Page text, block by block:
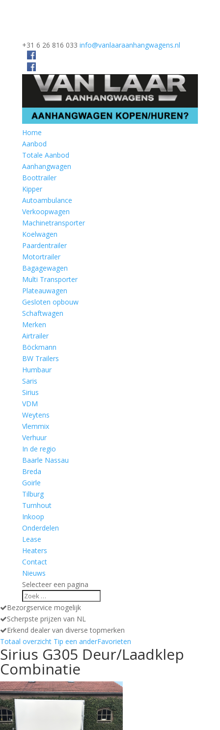
+31 6 26 816 033 info@vanlaaraanhangwagens.nl
Home
Aanbod
Totale Aanbod
Aanhangwagen
Boottrailer
Kipper
Autoambulance
Verkoopwagen
Machinetransporter
Koelwagen
Paardentrailer
Motortrailer
Bagagewagen
Multi Transporter
Plateauwagen
Gesloten opbouw
Schaftwagen
Merken
Airtrailer
Böckmann
BW Trailers
Humbaur
Saris
Sirius
VDM
Weytens
Vlemmix
Verhuur
In de regio
Baarle Nassau
Breda
Goirle
Tilburg
Turnhout
Inkoop
Onderdelen
Lease
Heaters
Contact
Nieuws
Selecteer een pagina
Bezorgservice mogelijk
Scherpste prijzen van NL
Erkend dealer van diverse topmerken
Totaal overzicht Tip een anderFavorieten
Sirius G305 Deur/Laadklep
Combinatie